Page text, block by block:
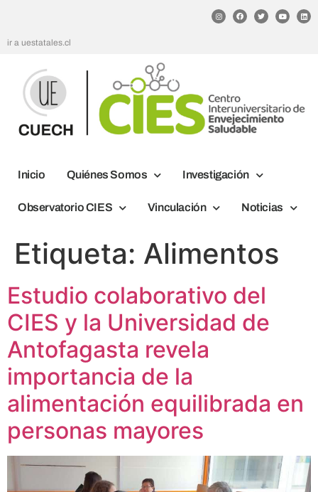
ir a uestatales.cl
Inicio Quiénes Somos Investigación
Observatorio CIES Vinculación Noticias
Etiqueta: Alimentos
Estudio colaborativo del
CIES y la Universidad de
Antofagasta revela
importancia de la
alimentación equilibrada en
personas mayores